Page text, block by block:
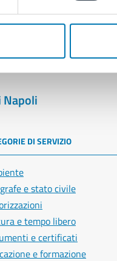
Segnala disservizio
Napoli
DI SERVIZIO
e stato civile
e tempo libero
e certificati
e formazione